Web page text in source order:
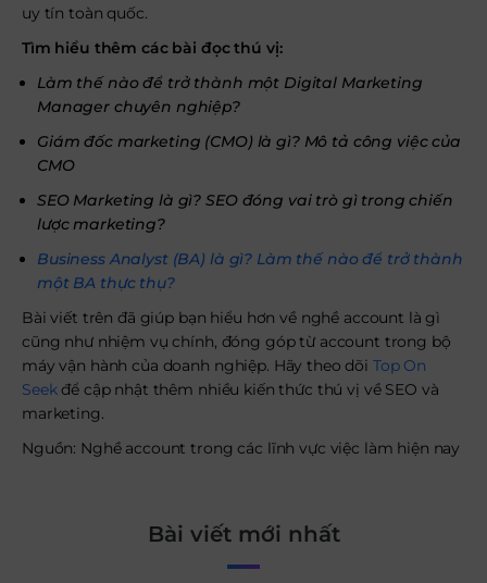
uy tín toàn quốc.
Tìm hiểu thêm các bài đọc thú vị:
Làm thế nào để trở thành một Digital Marketing
Manager chuyên nghiệp?
Giám đốc marketing (CMO) là gì? Mô tả công việc của
CMO
SEO Marketing là gì? SEO đóng vai trò gì trong chiến
lược marketing?
Business Analyst (BA) là gì? Làm thế nào để trở thành
một BA thực thụ?
Bài viết trên đã giúp bạn hiểu hơn về nghề account là gì
cũng như nhiệm vụ chính, đóng góp từ account trong bộ
máy vận hành của doanh nghiệp. Hãy theo dõi Top On
Seekđể cập nhật thêm nhiều kiến thức thú vị về SEO và
marketing.
Nguồn: Nghề account trong các lĩnh vực việc làm hiện nay
Bài viết mới nhất